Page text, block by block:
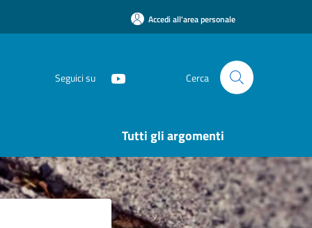
Accedi all'area personale
Seguici su Cerca
Tutti gli argomenti